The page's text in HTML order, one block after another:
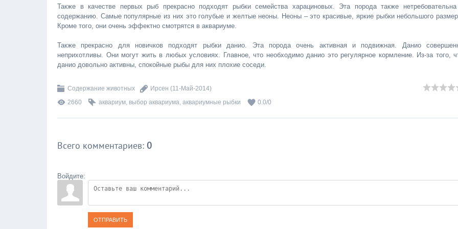
Также в качестве первых рыб прекрасно подходят рыбки семейства харациновых. Эта порода также
содержанию. Самые популярные из них это голубые и желтые неоны. Неоны – это красивые, яркие рыбки небольшого
Кроме того, они очень эффектно смотрятся в аквариуме.
Также прекрасно для новичков подходят рыбки данио. Эта порода очень активная и подвижная. Данио
неприхотливы. Они могут жить в любых условиях. Главное, что необходимо данио это регулярное кормление. Из-за того,
данио довольно активны, спокойные рыбы для них плохие соседи.
Содержание животных Ирсен (11-Май-2014)
2660
аквариум, выбор аквариума, аквариумные рыбки 0.0/0
Всего комментариев: 0
Войдите:
ОТПРАВИТЬ